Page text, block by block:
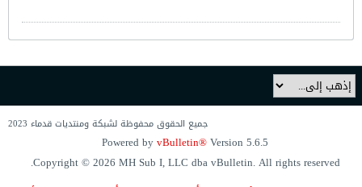
جميع الحقوق محفوظة لشبكة ومنتديات قدماء 2023
Powered byvBulletin®Version 5.6.5
Copyright © 2026 MH Sub I, LLC dba vBulletin. All rights reserved.